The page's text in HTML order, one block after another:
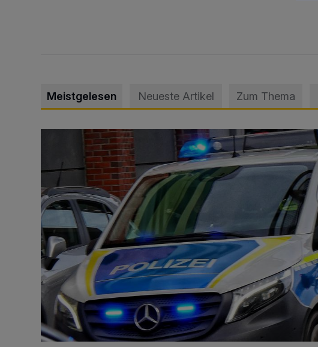
Meistgelesen Neueste Artikel Zum Thema
Mann beschädigt Autos in Parkhaus